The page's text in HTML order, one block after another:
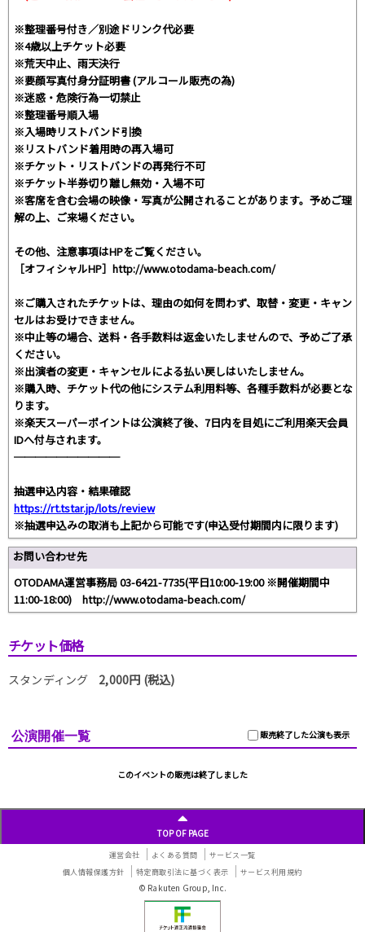
※整理番号付き／別途ドリンク代必要
※4歳以上チケット必要
※荒天中止、雨天決行
※要顔写真付身分証明書 (アルコール販売の為)
※迷惑・危険行為一切禁止
※整理番号順入場
※入場時リストバンド引換
※リストバンド着用時の再入場可
※チケット・リストバンドの再発行不可
※チケット半券切り離し無効・入場不可
※客席を含む会場の映像・写真が公開されることがあります。予めご理
解の上、ご来場ください。
その他、注意事項はHPをご覧ください。
［オフィシャルHP］http://www.otodama-beach.com/
※ご購入されたチケットは、理由の如何を問わず、取替・変更・キャン
セルはお受けできません。
※中止等の場合、送料・各手数料は返金いたしませんので、予めご了承
ください。
※出演者の変更・キャンセルによる払い戻しはいたしません。
※購入時、チケット代の他にシステム利用料等、各種手数料が必要とな
ります。
※楽天スーパーポイントは公演終了後、7日内を目処にご利用楽天会員
IDへ付与されます。
──────────
抽選申込内容・結果確認
https://rt.tstar.jp/lots/review
※抽選申込みの取消も上記から可能です(申込受付期間内に限ります)
お問い合わせ先
OTODAMA運営事務局 03-6421-7735(平日10:00-19:00 ※開催期間中
11:00-18:00) http://www.otodama-beach.com/
チケット価格
スタンディング 2,000円 (税込)
販売終了した公演も表示
公演開催一覧
このイベントの販売は終了しました
TOP OF PAGE
運営会社 よくある質問
サービス一覧
個人情報保護方針
特定商取引法に基づく表示 サービス利用規約
© Rakuten Group, Inc.